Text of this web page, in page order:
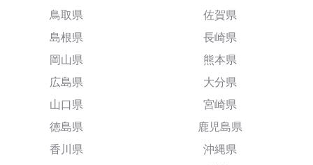
鳥取県
島根県
岡山県
広島県
山口県
徳島県
香川県
佐賀県
長崎県
熊本県
大分県
宮崎県
鹿児島県
沖縄県